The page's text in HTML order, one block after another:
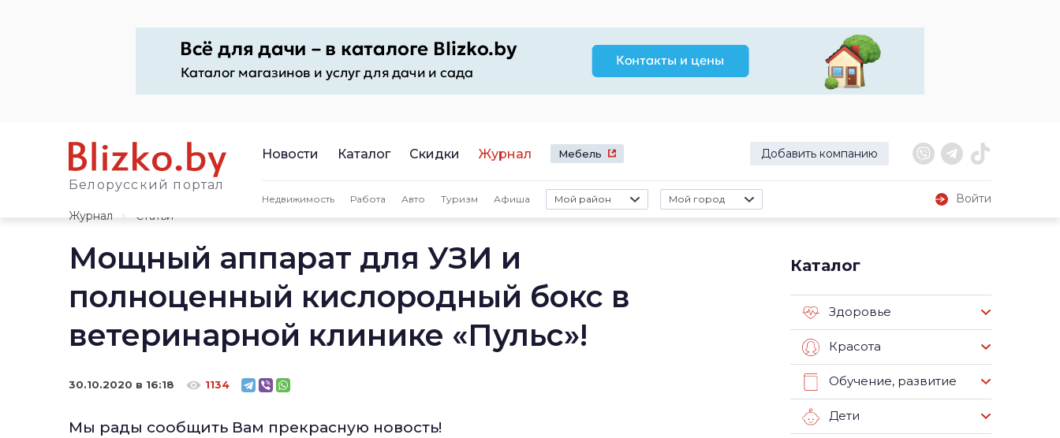
Белорусский портал
Новости Каталог Скидки Журнал Мебель Добавить компанию
Недвижимость Работа Авто Туризм Афиша Мой район Мой город
Войти
Журнал
Статьи
Мощный аппарат для УЗИ и
полноценный кислородный бокс в
ветеринарной клинике «Пульс»!
30.10.2020 в 16:18 1134
Мы рады сообщить Вам прекрасную новость!
Каталог
Здоровье
Красота
Обучение, развитие
Дети